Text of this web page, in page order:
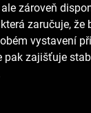
zároveň
zaručuje, že
vystavení
pak zajišťuje